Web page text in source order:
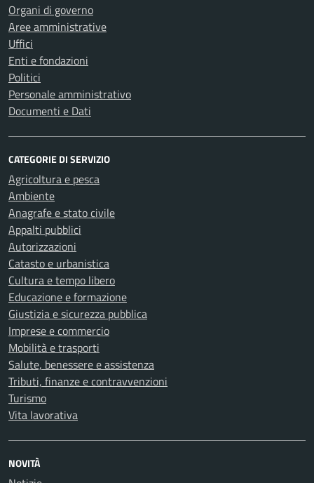
Organi di governo
Aree amministrative
Uffici
Enti e fondazioni
Politici
Personale amministrativo
Documenti e Dati
CATEGORIE DI SERVIZIO
Agricoltura e pesca
Ambiente
Anagrafe e stato civile
Appalti pubblici
Autorizzazioni
Catasto e urbanistica
Cultura e tempo libero
Educazione e formazione
Giustizia e sicurezza pubblica
Imprese e commercio
Mobilità e trasporti
Salute, benessere e assistenza
Tributi, finanze e contravvenzioni
Turismo
Vita lavorativa
NOVITÀ